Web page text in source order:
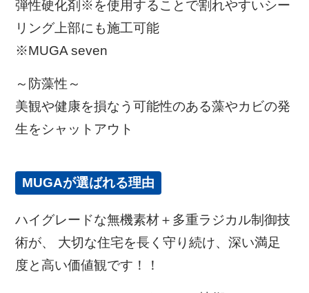
弾性硬化剤※を使用することで割れやすいシー
リング上部にも施工可能
※MUGA seven
～防藻性～
美観や健康を損なう可能性のある藻やカビの発
生をシャットアウト
MUGAが選ばれる理由
ハイグレードな無機素材＋多重ラジカル制御技
術が、 大切な住宅を長く守り続け、深い満足
度と高い価値観です！！